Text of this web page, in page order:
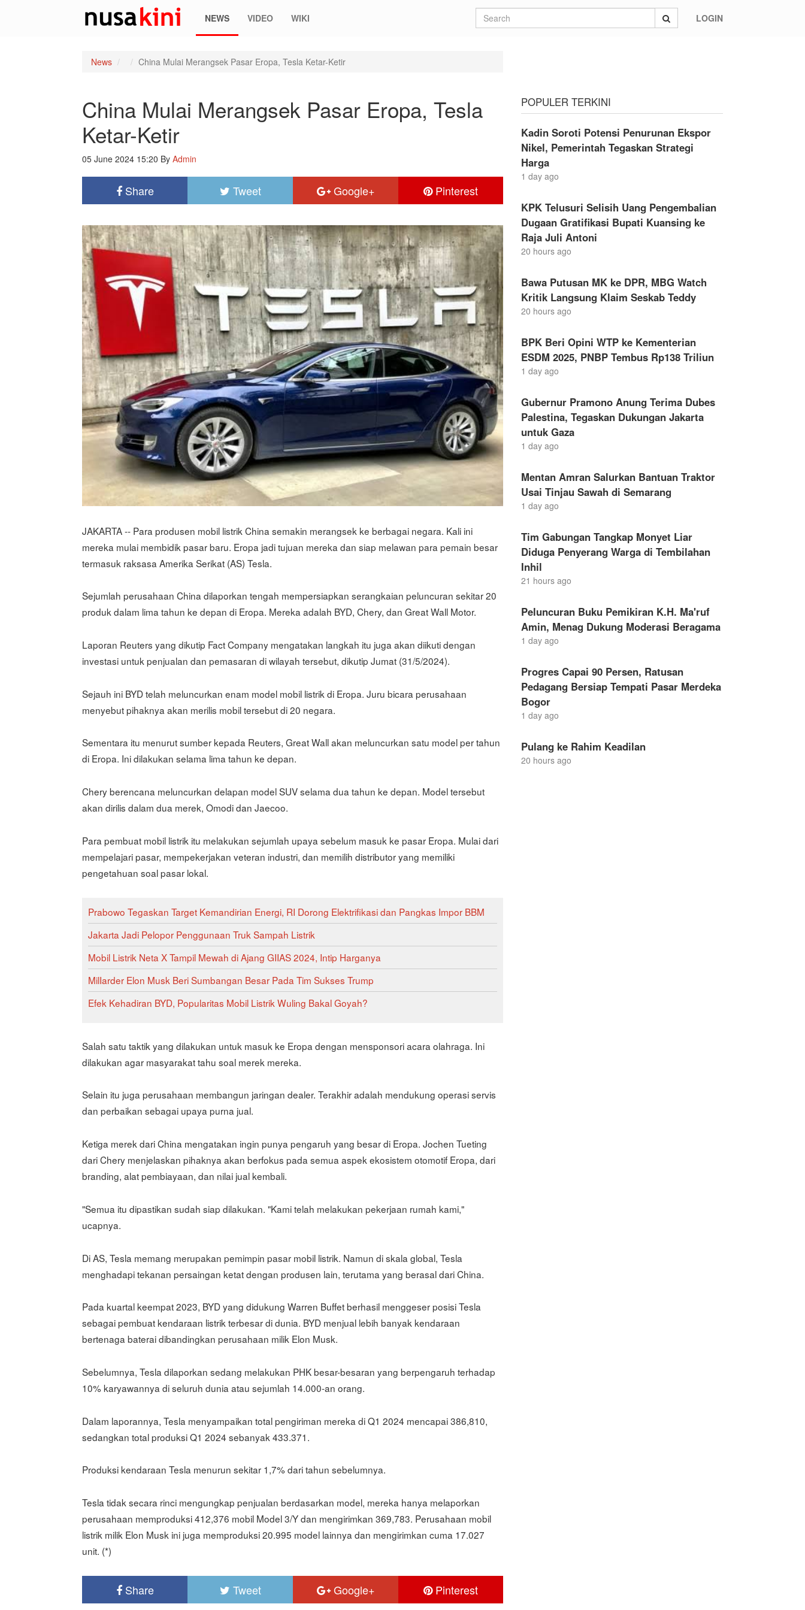
NEWS VIDEO WIKI LOGIN
News China Mulai Merangsek Pasar Eropa, Tesla Ketar-Ketir
China Mulai Merangsek Pasar Eropa, Tesla
Ketar-Ketir
05 June 2024 15:20 By Admin
Share Tweet Google+ Pinterest
JAKARTA -- Para produsen mobil listrik China semakin merangsek ke berbagai negara. Kali ini
mereka mulai membidik pasar baru. Eropa jadi tujuan mereka dan siap melawan para pemain besar
termasuk raksasa Amerika Serikat (AS) Tesla.
Sejumlah perusahaan China dilaporkan tengah mempersiapkan serangkaian peluncuran sekitar 20
produk dalam lima tahun ke depan di Eropa. Mereka adalah BYD, Chery, dan Great Wall Motor.
Laporan Reuters yang dikutip Fact Company mengatakan langkah itu juga akan diikuti dengan
investasi untuk penjualan dan pemasaran di wilayah tersebut, dikutip Jumat (31/5/2024).
Sejauh ini BYD telah meluncurkan enam model mobil listrik di Eropa. Juru bicara perusahaan
menyebut pihaknya akan merilis mobil tersebut di 20 negara.
Sementara itu menurut sumber kepada Reuters, Great Wall akan meluncurkan satu model per tahun
di Eropa. Ini dilakukan selama lima tahun ke depan.
Chery berencana meluncurkan delapan model SUV selama dua tahun ke depan. Model tersebut
akan dirilis dalam dua merek, Omodi dan Jaecoo.
Para pembuat mobil listrik itu melakukan sejumlah upaya sebelum masuk ke pasar Eropa. Mulai dari
mempelajari pasar, mempekerjakan veteran industri, dan memilih distributor yang memiliki
pengetahuan soal pasar lokal.
Prabowo Tegaskan Target Kemandirian Energi, RI Dorong Elektrifikasi dan Pangkas Impor BBM
Jakarta Jadi Pelopor Penggunaan Truk Sampah Listrik
Mobil Listrik Neta X Tampil Mewah di Ajang GIIAS 2024, Intip Harganya
MilIarder Elon Musk Beri Sumbangan Besar Pada Tim Sukses Trump
Efek Kehadiran BYD, Popularitas Mobil Listrik Wuling Bakal Goyah?
Salah satu taktik yang dilakukan untuk masuk ke Eropa dengan mensponsori acara olahraga. Ini
dilakukan agar masyarakat tahu soal merek mereka.
Selain itu juga perusahaan membangun jaringan dealer. Terakhir adalah mendukung operasi servis
dan perbaikan sebagai upaya purna jual.
Ketiga merek dari China mengatakan ingin punya pengaruh yang besar di Eropa. Jochen Tueting
dari Chery menjelaskan pihaknya akan berfokus pada semua aspek ekosistem otomotif Eropa, dari
branding, alat pembiayaan, dan nilai jual kembali.
"Semua itu dipastikan sudah siap dilakukan. "Kami telah melakukan pekerjaan rumah kami,"
ucapnya.
Di AS, Tesla memang merupakan pemimpin pasar mobil listrik. Namun di skala global, Tesla
menghadapi tekanan persaingan ketat dengan produsen lain, terutama yang berasal dari China.
Pada kuartal keempat 2023, BYD yang didukung Warren Buffet berhasil menggeser posisi Tesla
sebagai pembuat kendaraan listrik terbesar di dunia. BYD menjual lebih banyak kendaraan
bertenaga baterai dibandingkan perusahaan milik Elon Musk.
Sebelumnya, Tesla dilaporkan sedang melakukan PHK besar-besaran yang berpengaruh terhadap
10% karyawannya di seluruh dunia atau sejumlah 14.000-an orang.
Dalam laporannya, Tesla menyampaikan total pengiriman mereka di Q1 2024 mencapai 386,810,
sedangkan total produksi Q1 2024 sebanyak 433.371.
Produksi kendaraan Tesla menurun sekitar 1,7% dari tahun sebelumnya.
Tesla tidak secara rinci mengungkap penjualan berdasarkan model, mereka hanya melaporkan
perusahaan memproduksi 412,376 mobil Model 3/Y dan mengirimkan 369,783. Perusahaan mobil
listrik milik Elon Musk ini juga memproduksi 20.995 model lainnya dan mengirimkan cuma 17.027
unit. (*)
Share Tweet Google+ Pinterest
POPULER TERKINI
Kadin Soroti Potensi Penurunan Ekspor
Nikel, Pemerintah Tegaskan Strategi
Harga
1 day ago
KPK Telusuri Selisih Uang Pengembalian
Dugaan Gratifikasi Bupati Kuansing ke
Raja Juli Antoni
20 hours ago
Bawa Putusan MK ke DPR, MBG Watch
Kritik Langsung Klaim Seskab Teddy
20 hours ago
BPK Beri Opini WTP ke Kementerian
ESDM 2025, PNBP Tembus Rp138 Triliun
1 day ago
Gubernur Pramono Anung Terima Dubes
Palestina, Tegaskan Dukungan Jakarta
untuk Gaza
1 day ago
Mentan Amran Salurkan Bantuan Traktor
Usai Tinjau Sawah di Semarang
1 day ago
Tim Gabungan Tangkap Monyet Liar
Diduga Penyerang Warga di Tembilahan
Inhil
21 hours ago
Peluncuran Buku Pemikiran K.H. Ma'ruf
Amin, Menag Dukung Moderasi Beragama
1 day ago
Progres Capai 90 Persen, Ratusan
Pedagang Bersiap Tempati Pasar Merdeka
Bogor
1 day ago
Pulang ke Rahim Keadilan
20 hours ago